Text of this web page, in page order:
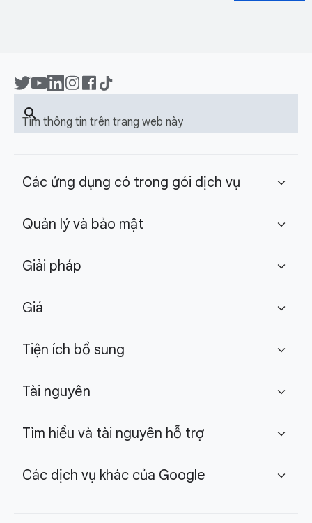
Tìm thông tin trên trang web này
search
Các ứng dụng có trong gói dịch vụ expand_more
Quản lý và bảo mật expand_more
Giải pháp expand_more
Giá expand_more
Tiện ích bổ sung expand_more
Tài nguyên expand_more
Tìm hiểu và tài nguyên hỗ trợ expand_more
Các dịch vụ khác của Google expand_more